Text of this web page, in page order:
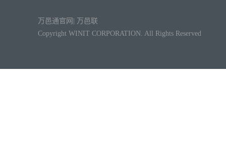
万邑通官网
万邑联
Copyright WINIT CORPORATION. All Rights Reserved